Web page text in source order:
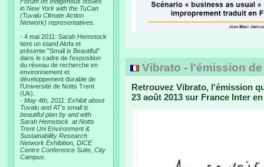
in New York with the TuCan
(Tuvalu Climate Action
Network) representatives.
- 4 mai 2011: Sarah Hemstock
tient un stand Alofa et
présente "Small is Beautiful"
dans le cadre de l'exposition
du réseau de recherche en
environnement et
développement durable de
l'Université de Notts Trent
(Uk).
- May 4th, 2011: Exhibit about
Tuvalu and AT’s small is
beautiful plan by and with
Sarah Hemstock. at Notts
Trent Uni Environment &
Sustainability Research
Network Exhibition, DICE
Centre Conference Suite, City
Campus.
Vibrato - l'émission
Retrouvez Vibrato, l'émission
23 août 2013 sur France Inter